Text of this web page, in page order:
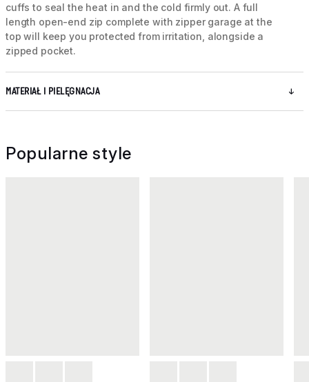
cuffs to seal the heat in and the cold firmly out. A full
length open-end zip complete with zipper garage at the
top will keep you protected from irritation, alongside a
zipped pocket.
MATERIAŁ I PIELĘGNACJA
Popularne style